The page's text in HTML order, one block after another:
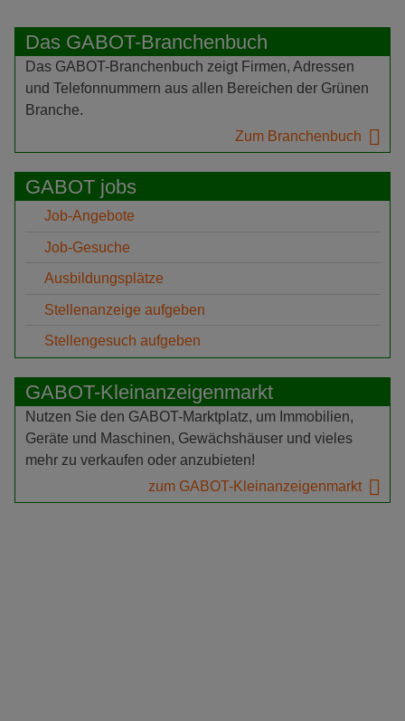
Das GABOT-Branchenbuch
Das GABOT-Branchenbuch zeigt Firmen, Adressen
und Telefonnummern aus allen Bereichen der Grünen
Branche.
Zum Branchenbuch
GABOT jobs
Job-Angebote
Job-Gesuche
Ausbildungsplätze
Stellenanzeige aufgeben
Stellengesuch aufgeben
GABOT-Kleinanzeigenmarkt
Nutzen Sie den GABOT-Marktplatz, um Immobilien,
Geräte und Maschinen, Gewächshäuser und vieles
mehr zu verkaufen oder anzubieten!
zum GABOT-Kleinanzeigenmarkt